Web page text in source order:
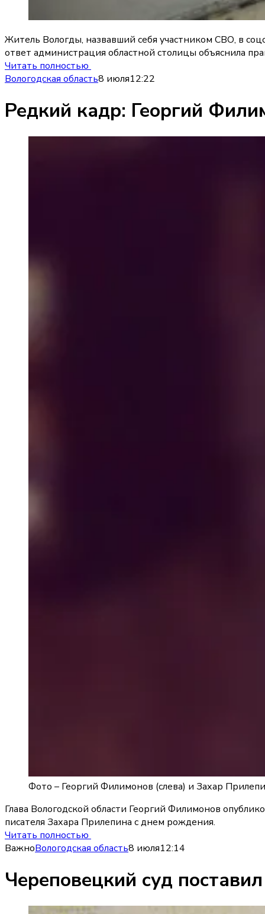
Житель Вологды, назвавший себя участником СВО, в
ответ администрация областной столицы объяснила
Читать полностью
Вологодская область8 июля12:22
Редкий кадр: Георгий
Фото – Георгий Филимонов (слева) и Захар
Глава Вологодской области Георгий Филимонов
писателя Захара Прилепина с днем рождения.
Читать полностью
ВажноВологодская область8 июля12:14
Череповецкий суд